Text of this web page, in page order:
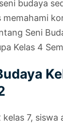
budaya
memahami
Seni
Kelas 4
7, siswa